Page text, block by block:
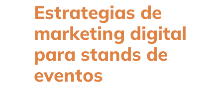
Estrategias de
marketing digital
para stands de
eventos